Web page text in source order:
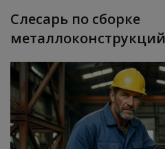
Слесарь по сборке
металлоконструкций